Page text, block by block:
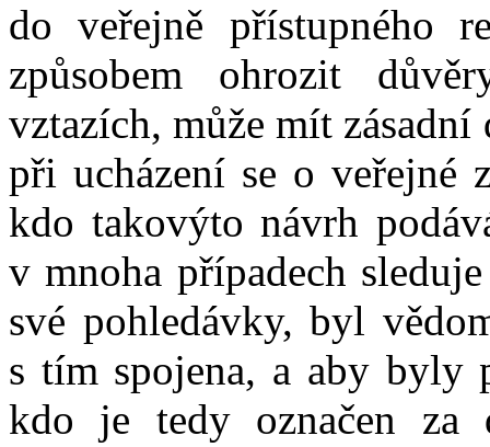
do veřejně přístupného
způsobem ohrozit
vztazích, může mít
při ucházení se o veřejné
kdo takovýto návrh
v mnoha případech
své pohledávky, byl
s tím spojena, a aby byly
kdo je tedy označen za